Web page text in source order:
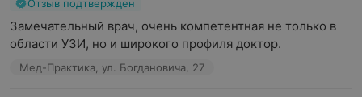
Отзыв подтвержден
Замечательный врач, очень компетентная не только в
области УЗИ, но и широкого профиля доктор.
Мед-Практика, ул. Богдановича, 27